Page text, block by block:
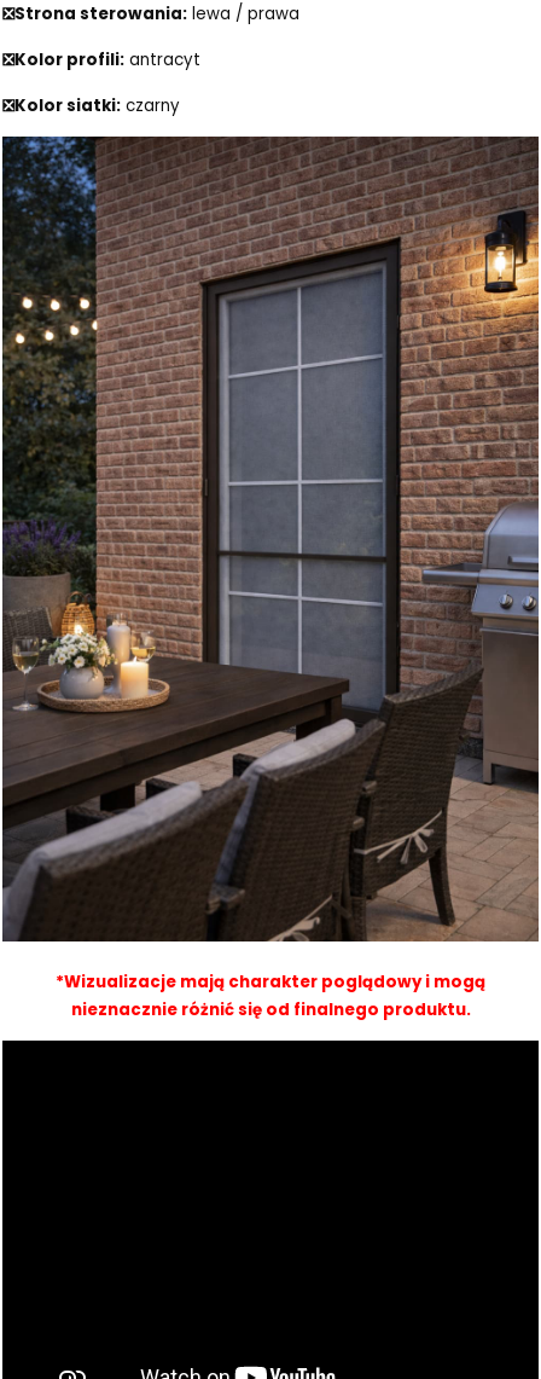
❎Strona sterowania: lewa / prawa
❎Kolor profili: antracyt
❎Kolor siatki: czarny
*Wizualizacje mają charakter poglądowy i mogą
nieznacznie różnić się od finalnego produktu.